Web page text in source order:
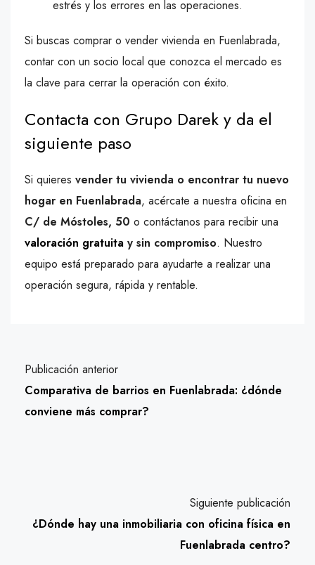
estrés y los errores en las operaciones.
Si buscas comprar o vender vivienda en Fuenlabrada,
contar con un socio local que conozca el mercado es
la clave para cerrar la operación con éxito.
Contacta con Grupo Darek y da el
siguiente paso
Si quieres vender tu vivienda o encontrar tu nuevo
hogar en Fuenlabrada, acércate a nuestra oficina en
C/ de Móstoles, 50 o contáctanos para recibir una
valoración gratuita y sin compromiso. Nuestro
equipo está preparado para ayudarte a realizar una
operación segura, rápida y rentable.
Publicación anterior
Comparativa de barrios en Fuenlabrada: ¿dónde
conviene más comprar?
Siguiente publicación
¿Dónde hay una inmobiliaria con oficina física en
Fuenlabrada centro?